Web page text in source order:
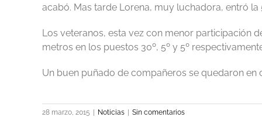
acabó. Mas tarde Lorena, muy luchadora, entró la
Los veteranos, esta vez con menor participación
metros en los puestos 30º, 5º y 5º
Un buen puñado de compañeros se quedaron
28 marzo, 2015 Noticias Sin comentarios